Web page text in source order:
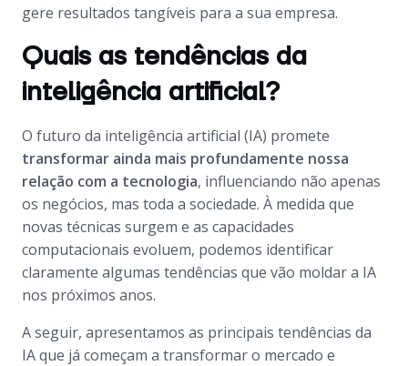
gere resultados tangíveis para a sua empresa.
Quais as tendências da
inteligência artificial?
O futuro da inteligência artificial (IA) promete
transformar ainda mais profundamente nossa
relação com a tecnologia, influenciando não apenas
os negócios, mas toda a sociedade. À medida que
novas técnicas surgem e as capacidades
computacionais evoluem, podemos identificar
claramente algumas tendências que vão moldar a IA
nos próximos anos.
A seguir, apresentamos as principais tendências da
IA que já começam a transformar o mercado e